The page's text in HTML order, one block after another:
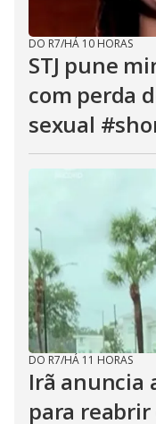
DO R7/HÁ 10 HORAS
STJ pune
com perda
sexual
DO R7/HÁ 11 HORAS
Irã anuncia
para